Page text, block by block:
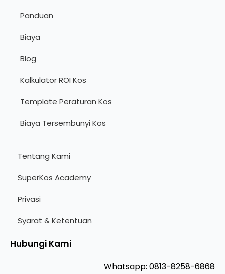
Panduan
Biaya
Blog
Kalkulator ROI Kos
Template Peraturan Kos
Biaya Tersembunyi Kos
Tentang Kami
SuperKos Academy
Privasi
Syarat & Ketentuan
Hubungi Kami
Whatsapp: 0813-8258-6868